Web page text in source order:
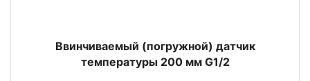
Ввинчиваемый (погружной) датчик
температуры 200 мм G1/2